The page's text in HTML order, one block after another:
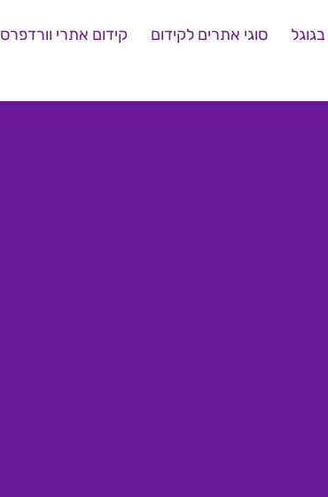
סוגי אתרים לקידום קידום אתרי וורדפרס